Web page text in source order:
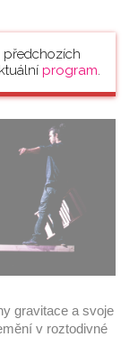
předchozích
program.
gravitace a svoje
v roztodivné